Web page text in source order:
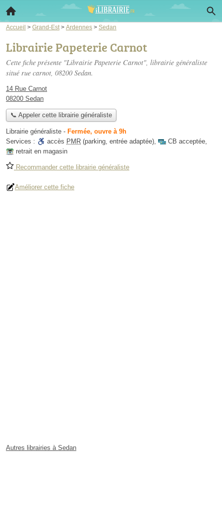
Accueil > Grand-Est > Ardennes > Sedan
Librairie Papeterie Carnot
Cette fiche présente "Librairie Papeterie Carnot", librairie généraliste
situé rue carnot, 08200 Sedan.
14 Rue Carnot
08200 Sedan
📞 Appeler cette librairie généraliste
Librairie généraliste - Fermée, ouvre à 9h
Services :
accès PMR (parking, entrée adaptée), CB acceptée,
retrait en magasin
Recommander cette librairie généraliste
Améliorer cette fiche
Autres librairies à Sedan